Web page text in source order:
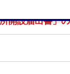
ので、ご協力
開設届出書」の